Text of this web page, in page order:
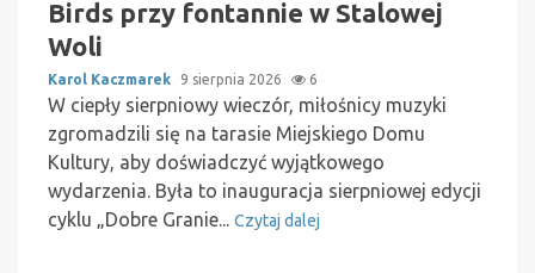
Birds przy fontannie w Stalowej
Woli
Karol Kaczmarek 9 sierpnia 2026 6
W ciepły sierpniowy wieczór, miłośnicy muzyki
zgromadzili się na tarasie Miejskiego Domu
Kultury, aby doświadczyć wyjątkowego
wydarzenia. Była to inauguracja sierpniowej edycji
cyklu „Dobre Granie... Czytaj dalej